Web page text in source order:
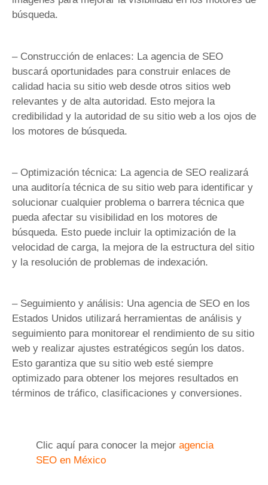
búsqueda.
– Construcción de enlaces: La agencia de SEO
buscará oportunidades para construir enlaces de
calidad hacia su sitio web desde otros sitios web
relevantes y de alta autoridad. Esto mejora la
credibilidad y la autoridad de su sitio web a los ojos de
los motores de búsqueda.
– Optimización técnica: La agencia de SEO realizará
una auditoría técnica de su sitio web para identificar y
solucionar cualquier problema o barrera técnica que
pueda afectar su visibilidad en los motores de
búsqueda. Esto puede incluir la optimización de la
velocidad de carga, la mejora de la estructura del sitio
y la resolución de problemas de indexación.
– Seguimiento y análisis: Una agencia de SEO en los
Estados Unidos utilizará herramientas de análisis y
seguimiento para monitorear el rendimiento de su sitio
web y realizar ajustes estratégicos según los datos.
Esto garantiza que su sitio web esté siempre
optimizado para obtener los mejores resultados en
términos de tráfico, clasificaciones y conversiones.
Clic aquí para conocer la mejor agencia
SEO en México